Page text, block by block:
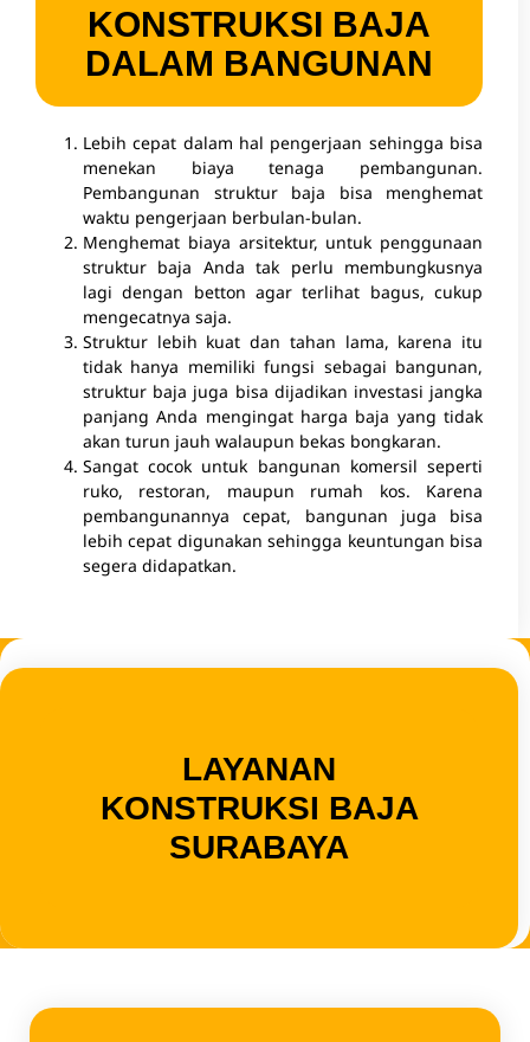
KONSTRUKSI BAJA
DALAM BANGUNAN
Lebih cepat dalam hal pengerjaan sehingga bisa
menekan biaya tenaga pembangunan.
Pembangunan struktur baja bisa menghemat
waktu pengerjaan berbulan-bulan.
Menghemat biaya arsitektur, untuk penggunaan
struktur baja Anda tak perlu membungkusnya
lagi dengan betton agar terlihat bagus, cukup
mengecatnya saja.
Struktur lebih kuat dan tahan lama, karena itu
tidak hanya memiliki fungsi sebagai bangunan,
struktur baja juga bisa dijadikan investasi jangka
panjang Anda mengingat harga baja yang tidak
akan turun jauh walaupun bekas bongkaran.
Sangat cocok untuk bangunan komersil seperti
ruko, restoran, maupun rumah kos. Karena
pembangunannya cepat, bangunan juga bisa
lebih cepat digunakan sehingga keuntungan bisa
segera didapatkan.
LAYANAN
KONSTRUKSI BAJA
SURABAYA